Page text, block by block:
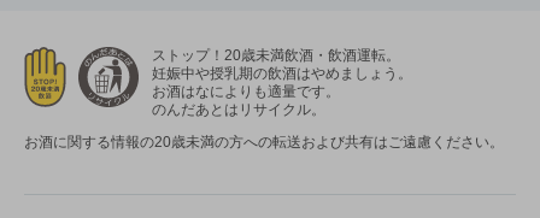
ストップ！20歳未満飲酒・飲酒運転。
妊娠中や授乳期の飲酒はやめましょう。
お酒はなによりも適量です。
のんだあとはリサイクル。
お酒に関する情報の20歳未満の方への転送および共有はご遠慮ください。